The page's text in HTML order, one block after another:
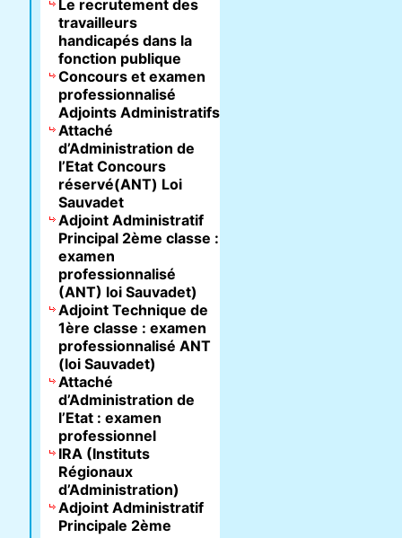
Le recrutement des
travailleurs
handicapés dans la
fonction publique
Concours et examen
professionnalisé
Adjoints Administratifs
Attaché
d’Administration de
l’Etat Concours
réservé(ANT) Loi
Sauvadet
Adjoint Administratif
Principal 2ème classe :
examen
professionnalisé
(ANT) loi Sauvadet)
Adjoint Technique de
1ère classe : examen
professionnalisé ANT
(loi Sauvadet)
Attaché
d’Administration de
l’Etat : examen
professionnel
IRA (Instituts
Régionaux
d’Administration)
Adjoint Administratif
Principale 2ème